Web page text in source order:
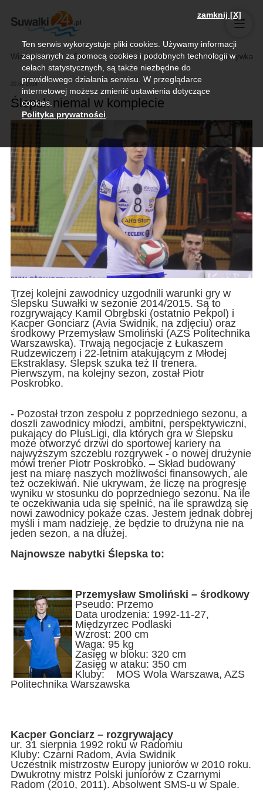
Wiadomości Sport Biznes, rolnictwo Kultura i rozrywka
20.06.2014
Ślepsk niemal w komplecie
Trzej kolejni zawodnicy uzgodnili warunki gry w
Ślepsku Suwałki w sezonie 2014/2015. Są to
rozgrywający Kamil Obrębski (ostatnio Pekpol) i
Kacper Gonciarz (Avia Świdnik, na zdjęciu) oraz
środkowy Przemysław Smoliński (AZS Politechnika
Warszawska). Trwają negocjacje z Łukaszem
Rudzewiczem i 22-letnim atakującym z Młodej
Ekstraklasy. Ślepsk szuka też II trenera.
Pierwszym, na kolejny sezon, został Piotr
Poskrobko.
- Pozostał trzon zespołu z poprzedniego sezonu, a
doszli zawodnicy młodzi, ambitni, perspektywiczni,
pukający do PlusLigi, dla których gra w Ślepsku
może otworzyć drzwi do sportowej kariery na
najwyższym szczeblu rozgrywek - o nowej drużynie
mówi trener Piotr Poskrobko. – Skład budowany
jest na miarę naszych możliwości finansowych, ale
też oczekiwań. Nie ukrywam, że liczę na progresję
wyniku w stosunku do poprzedniego sezonu. Na ile
te oczekiwania uda się spełnić, na ile sprawdzą się
nowi zawodnicy pokaże czas. Jestem jednak dobrej
myśli i mam nadzieję, że będzie to drużyna nie na
jeden sezon, a na dłużej.
Najnowsze nabytki Ślepska to:
Przemysław Smoliński – środkowy
Pseudo: Przemo
Data urodzenia: 1992-11-27,
Międzyrzec Podlaski
Wzrost: 200 cm
Waga: 95 kg
Zasięg w bloku: 320 cm
Zasięg w ataku: 350 cm
Kluby: MOS Wola Warszawa, AZS
Politechnika Warszawska
Kacper Gonciarz – rozgrywający
ur. 31 sierpnia 1992 roku w Radomiu
Kluby: Czarni Radom, Avia Swidnik
Uczestnik mistrzostw Europy juniorów w 2010 roku.
Dwukrotny mistrz Polski juniorów z Czarnymi
Radom (2010, 2011). Absolwent SMS-u w Spale.
zamknij [X]
Ten serwis wykorzystuje pliki cookies. Używamy informacji
zapisanych za pomocą cookies i podobnych technologii w
celach statystycznych, są także niezbędne do
prawidłowego działania serwisu. W przeglądarce
internetowej możesz zmienić ustawienia dotyczące
cookies.
Polityka prywatności